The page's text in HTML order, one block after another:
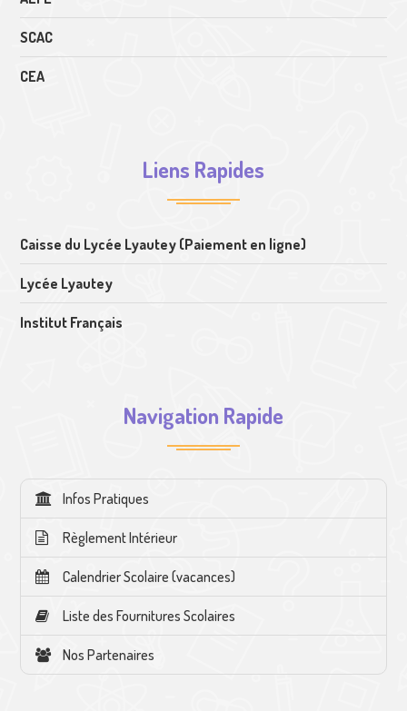
SCAC
CEA
Liens Rapides
Caisse du Lycée Lyautey (Paiement en ligne)
Lycée Lyautey
Institut Français
Navigation Rapide
Infos Pratiques
Règlement Intérieur
Calendrier Scolaire (vacances)
Liste des Fournitures Scolaires
Nos Partenaires